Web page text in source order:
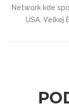
Network kde
USA, Veľkej